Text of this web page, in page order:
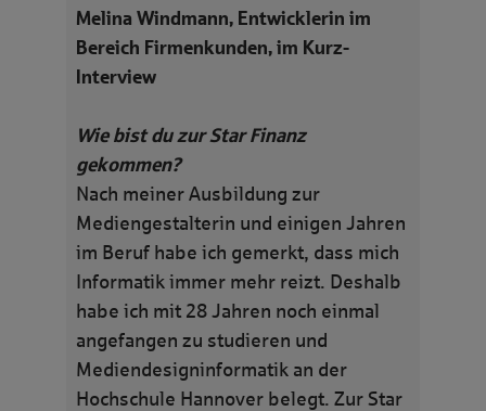
Melina Windmann, Entwicklerin im
Bereich Firmenkunden, im Kurz-
Interview
Wie bist du zur Star Finanz
gekommen?
Nach meiner Ausbildung zur
Mediengestalterin und einigen Jahren
im Beruf habe ich gemerkt, dass mich
Informatik immer mehr reizt. Deshalb
habe ich mit 28 Jahren noch einmal
angefangen zu studieren und
Mediendesigninformatik an der
Hochschule Hannover belegt. Zur Star